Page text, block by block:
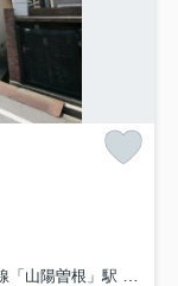
陽曽根」駅 徒歩34分